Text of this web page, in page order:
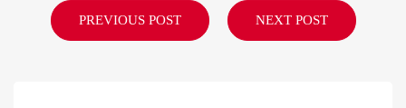
PREVIOUS POST NEXT POST